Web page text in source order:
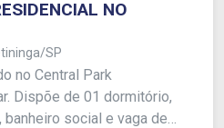
NO
SP
no Central Park
Dispõe de 01 dormitório,
banheiro social e vaga de